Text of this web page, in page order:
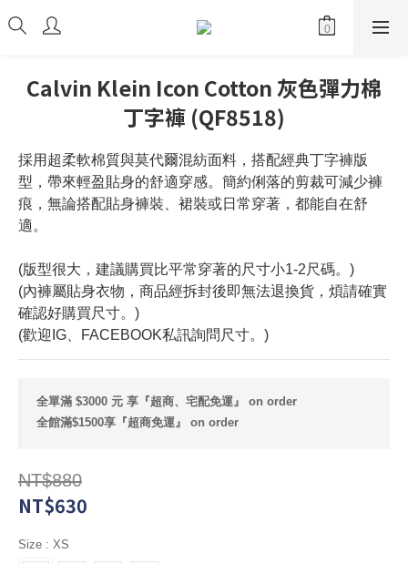
Calvin Klein Icon Cotton 灰色彈力棉
丁字褲 (QF8518)
採用超柔軟棉質與莫代爾混紡面料，搭配經典丁字褲版
型，帶來輕盈貼身的舒適穿感。簡約俐落的剪裁可減少褲
痕，無論搭配貼身褲裝、裙裝或日常穿著，都能自在舒
適。
(版型很大，建議購買比平常穿著的尺寸小1-2尺碼。)
(內褲屬貼身衣物，商品經拆封後即無法退換貨，煩請確實
確認好購買尺寸。)
(歡迎IG、FACEBOOK私訊詢問尺寸。)
全單滿 $3000 元 享『超商、宅配免運』 on order
全館滿$1500享『超商免運』 on order
NT$880
NT$630
Size : XS